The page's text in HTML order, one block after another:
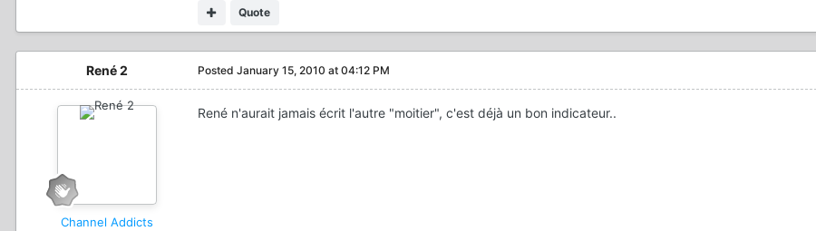
Quote
René 2
Channel Addicts
Posted January 15, 2010 at 04:12 PM
René n'aurait jamais écrit l'autre "moitier", c'est déjà un bon indicateur..